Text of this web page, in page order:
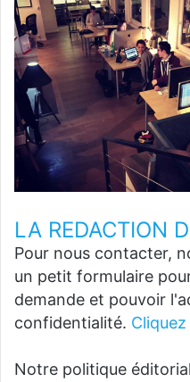
LA REDACTION
Pour nous contacter,
un petit formulaire
demande et pouvoir
confidentialité.
Notre politique